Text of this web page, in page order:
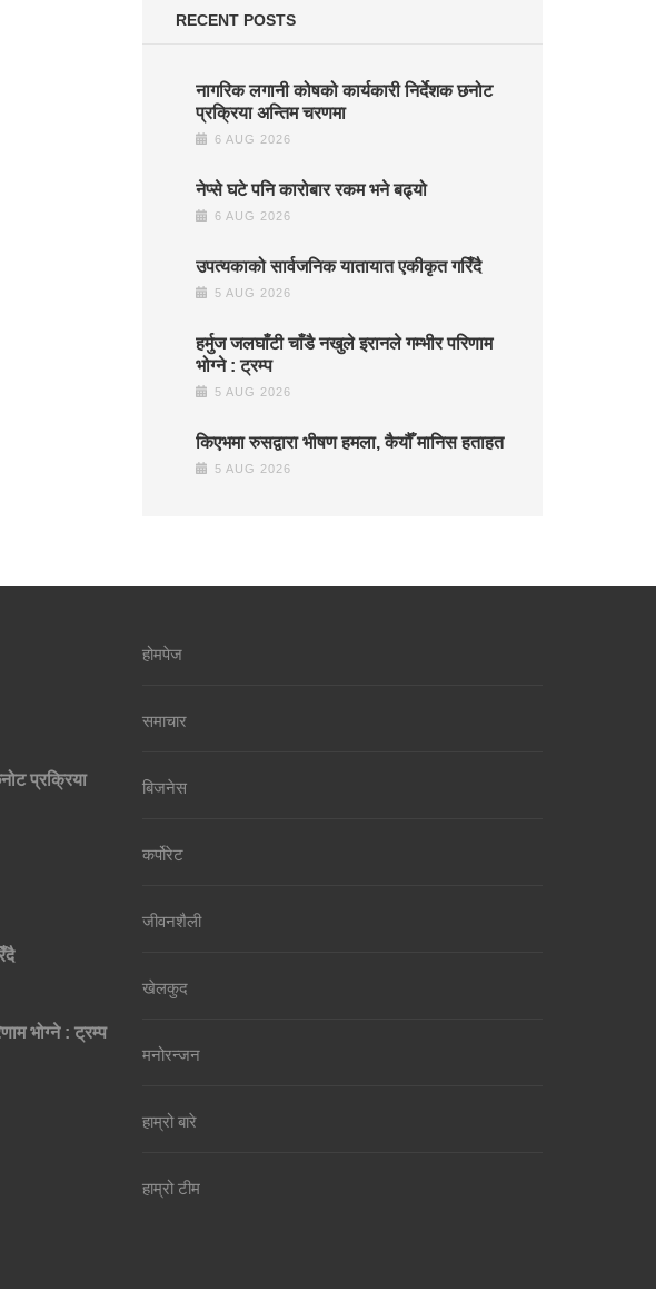
RECENT POSTS
नागरिक लगानी कोषको कार्यकारी निर्देशक छनोट
प्रक्रिया अन्तिम चरणमा
6 AUG 2026
नेप्से घटे पनि कारोबार रकम भने बढ्यो
6 AUG 2026
उपत्यकाको सार्वजनिक यातायात एकीकृत गरिँदै
5 AUG 2026
हर्मुज जलघाँटी चाँडै नखुले इरानले गम्भीर परिणाम
भोग्ने : ट्रम्प
5 AUG 2026
किएभमा रुसद्वारा भीषण हमला, कैयौँ मानिस हताहत
5 AUG 2026
प्रक्रिया
भोग्ने : ट्रम्प
होमपेज
समाचार
बिजनेस
कर्पोरेट
जीवनशैली
खेलकुद
मनोरन्जन
हाम्रो बारे
हाम्रो टीम